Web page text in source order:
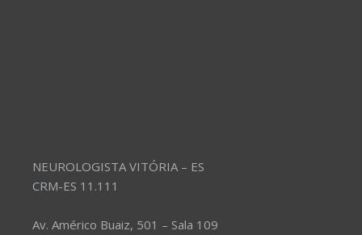
NEUROLOGISTA VITÓRIA – ES
CRM-ES 11.111
Av. Américo Buaiz, 501 – Sala 109